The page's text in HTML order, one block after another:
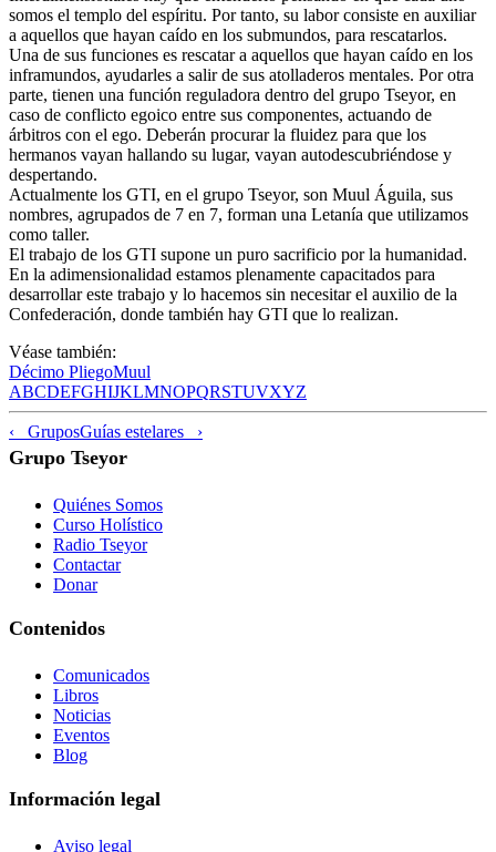
somos el templo del espíritu. Por tanto, su labor consiste en auxiliar
a aquellos que hayan caído en los submundos, para rescatarlos.
Una de sus funciones es rescatar a aquellos que hayan caído en los
inframundos, ayudarles a salir de sus atolladeros mentales. Por otra
parte, tienen una función reguladora dentro del grupo Tseyor, en
caso de conflicto egoico entre sus componentes, actuando de
árbitros con el ego. Deberán procurar la fluidez para que los
hermanos vayan hallando su lugar, vayan autodescubriéndose y
despertando.
Actualmente los GTI, en el grupo Tseyor, son Muul Águila, sus
nombres, agrupados de 7 en 7, forman una Letanía que utilizamos
como taller.
El trabajo de los GTI supone un puro sacrificio por la humanidad.
En la adimensionalidad estamos plenamente capacitados para
desarrollar este trabajo y lo hacemos sin necesitar el auxilio de la
Confederación, donde también hay GTI que lo realizan.
Véase también:
Décimo PliegoMuul
ABCDEFGHIJKLMNOPQRSTUVXYZ
‹ GruposGuías estelares ›
Grupo Tseyor
Quiénes Somos
Curso Holístico
Radio Tseyor
Contactar
Donar
Contenidos
Comunicados
Libros
Noticias
Eventos
Blog
Información legal
Aviso legal